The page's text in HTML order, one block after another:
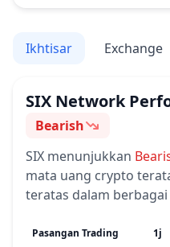
Ikhtisar Exchange
SIX Network
Sentimen
Bearish
SIX menunjukkan
mata uang crypto
teratas dalam
Pasangan Trading 1j